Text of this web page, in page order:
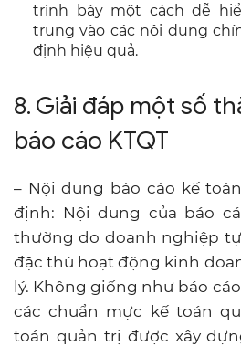
trình bày một cách dễ
trung vào các nội dung
định hiệu quả.
8. Giải đáp một số
báo cáo KTQT
– Nội dung báo cáo kế
định: Nội dung của báo
thường do doanh nghiệp
đặc thù hoạt động kinh
lý. Không giống như báo
các chuẩn mực kế toán
toán quản trị được xây